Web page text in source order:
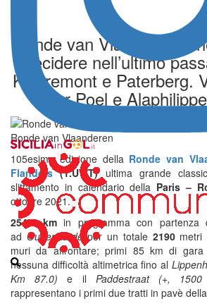
Ronde van Vlaanderen
decidere nell’ultimo
Kwaremont e Paterberg.
der Poel e
Ronde van Vlaanderen
105esima edizione della Ronde van
Flanders(1.UWT) ultima grande
slittamento in calendario della Paris –
ottobre 2021.
254,3 kmin programma con
ad Oudenaarde per un totale 2190metri
muri da affrontare; primi 85 km di gara
nessuna difficoltà altimetrica fino al
Km 87.0)e il Paddestraat (+,
rappresentano i primi due tratti in pavè